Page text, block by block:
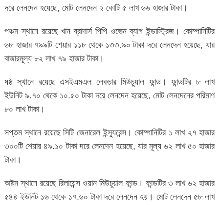
দরে লেনদেন হয়েছে, মোট লেনদেন ২ কোটি ৫ লাখ ৬৬ হাজার টাকা।
পঞ্চম স্থানে রয়েছে খান ব্রাদার্স পিপি ওভেন ব্যাগ ইন্ডাস্ট্রিজ। কোম্পানিটির
৬৮ হাজার ৭৯৯টি শেয়ার ১১৮ থেকে ১৩৩.৯০ টাকা দরে লেনদেন হয়েছে, যার
বাজারমূল্য ৮২ লাখ ৭৯ হাজার টাকা।
ষষ্ঠ স্থানে রয়েছে এসইএমএল লেকচার মিউচুয়াল ফান্ড। ফান্ডটির ৮ লাখ
ইউনিট ৯.৭০ থেকে ১০.৫০ টাকা দরে লেনদেন হয়েছে, মোট লেনদেনের পরিমাণ
৮০ লাখ টাকা।
সপ্তম স্থানে রয়েছে সিটি জেনারেল ইন্স্যুরেন্স। কোম্পানিটির ১ লাখ ২৭ হাজার
৩০০টি শেয়ার ৪৯.১০ টাকা দরে লেনদেন হয়েছে, যার মূল্য ৬২ লাখ ৫০ হাজার
টাকা।
অষ্টম স্থানে রয়েছে রিলায়েন্স ওয়ান মিউচুয়াল ফান্ড। ফান্ডটির ৩ লাখ ৬২ হাজার
৫৪৪ ইউনিট ১৬ থেকে ১৭.৬০ টাকা দরে লেনদেন হয়। মোট লেনদেন ৫৮ লাখ